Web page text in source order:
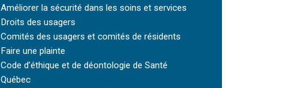
Améliorer la sécurité dans les soins et services
Droits des usagers
Comités des usagers et comités de résidents
Faire une plainte
Code d’éthique et de déontologie de Santé
Québec